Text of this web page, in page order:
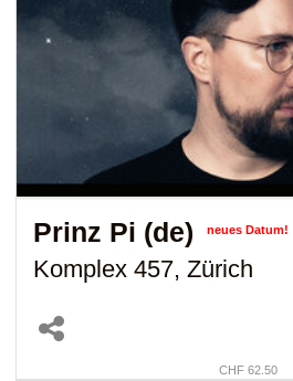
Prinz Pi (de) neues Datum!
Komplex 457, Zürich
CHF 62.50